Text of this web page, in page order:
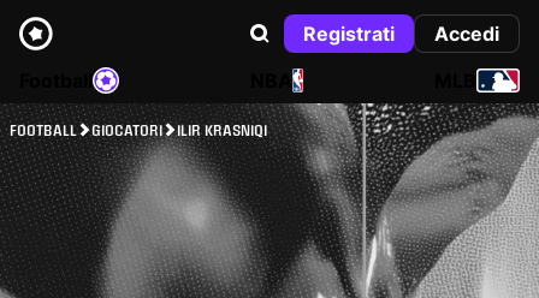
Registrati
Accedi
NBA
FOOTBALL GIOCATORI ILIR KRASNIQI